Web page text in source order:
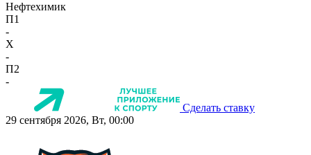
Нефтехимик
П1
-
X
-
П2
-
Сделать ставку
29 сентября 2026, Вт, 00:00